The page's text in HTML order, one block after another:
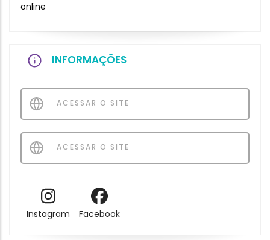
online
INFORMAÇÕES
ACESSAR O SITE
ACESSAR O SITE
Instagram Facebook